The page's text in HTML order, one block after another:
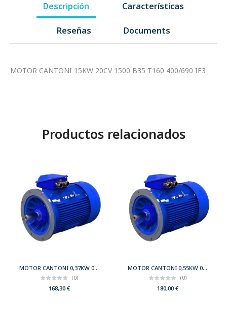
Descripción Características
Reseñas Documents
MOTOR CANTONI 15KW 20CV 1500 B35 T160 400/690 IE3
Productos relacionados
MOTOR CANTONI 0,37KW 0,50CV 3000 B5 T71 230/400 IE2
(0)
168,30€
MOTOR CANTONI 0,55KW 0,75CV 3000 B5 T71 230/400 IE2
(0)
180,00€